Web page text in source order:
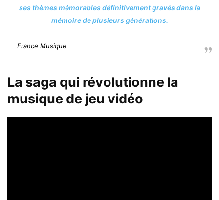
ses thèmes mémorables définitivement gravés dans la
mémoire de plusieurs générations.
France Musique
La saga qui révolutionne la
musique de jeu vidéo